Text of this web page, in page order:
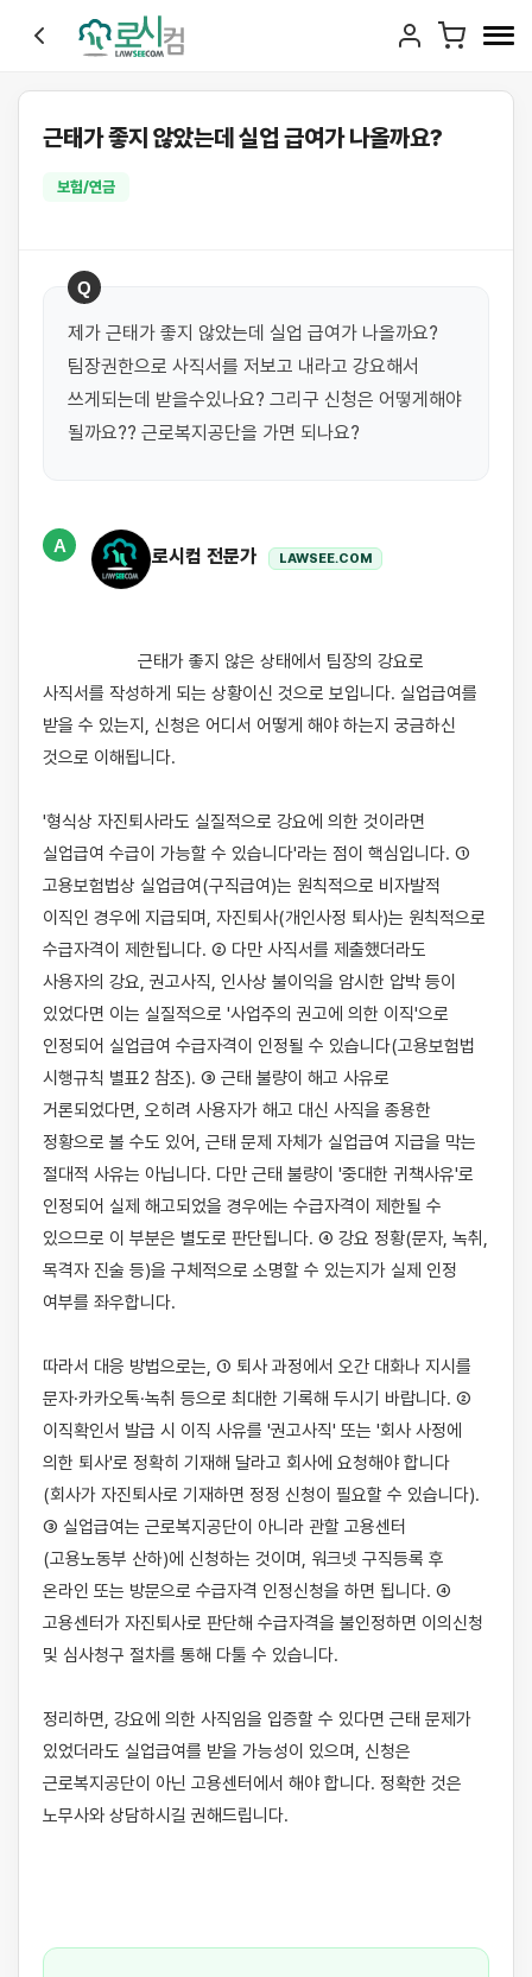
근태가 좋지 않았는데 실업 급여가 나올까요?
보험/연금
Q
제가 근태가 좋지 않았는데 실업 급여가 나올까요?
팀장권한으로 사직서를 저보고 내라고 강요해서
쓰게되는데 받을수있나요? 그리구 신청은 어떻게해야
될까요?? 근로복지공단을 가면 되나요?
A
로시컴 전문가 LAWSEE.COM
사직서를 작성하게 되는 상황이신 것으로 보입니다. 실업급여를
받을 수 있는지, 신청은 어디서 어떻게 해야 하는지 궁금하신
것으로 이해됩니다.
'형식상 자진퇴사라도 실질적으로 강요에 의한 것이라면
실업급여 수급이 가능할 수 있습니다'라는 점이 핵심입니다. ①
고용보험법상 실업급여(구직급여)는 원칙적으로 비자발적
이직인 경우에 지급되며, 자진퇴사(개인사정 퇴사)는 원칙적으로
수급자격이 제한됩니다. ② 다만 사직서를 제출했더라도
사용자의 강요, 권고사직, 인사상 불이익을 암시한 압박 등이
있었다면 이는 실질적으로 '사업주의 권고에 의한 이직'으로
인정되어 실업급여 수급자격이 인정될 수 있습니다(고용보험법
시행규칙 별표2 참조). ③ 근태 불량이 해고 사유로
거론되었다면, 오히려 사용자가 해고 대신 사직을 종용한
정황으로 볼 수도 있어, 근태 문제 자체가 실업급여 지급을 막는
절대적 사유는 아닙니다. 다만 근태 불량이 '중대한 귀책사유'로
인정되어 실제 해고되었을 경우에는 수급자격이 제한될 수
있으므로 이 부분은 별도로 판단됩니다. ④ 강요 정황(문자, 녹취,
목격자 진술 등)을 구체적으로 소명할 수 있는지가 실제 인정
여부를 좌우합니다.
따라서 대응 방법으로는, ① 퇴사 과정에서 오간 대화나 지시를
문자·카카오톡·녹취 등으로 최대한 기록해 두시기 바랍니다. ②
이직확인서 발급 시 이직 사유를 '권고사직' 또는 '회사 사정에
의한 퇴사'로 정확히 기재해 달라고 회사에 요청해야 합니다
(회사가 자진퇴사로 기재하면 정정 신청이 필요할 수 있습니다).
③ 실업급여는 근로복지공단이 아니라 관할 고용센터
(고용노동부 산하)에 신청하는 것이며, 워크넷 구직등록 후
온라인 또는 방문으로 수급자격 인정신청을 하면 됩니다. ④
고용센터가 자진퇴사로 판단해 수급자격을 불인정하면 이의신청
및 심사청구 절차를 통해 다툴 수 있습니다.
정리하면, 강요에 의한 사직임을 입증할 수 있다면 근태 문제가
있었더라도 실업급여를 받을 가능성이 있으며, 신청은
근로복지공단이 아닌 고용센터에서 해야 합니다. 정확한 것은
노무사와 상담하시길 권해드립니다.